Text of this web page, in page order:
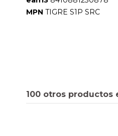
MPN TIGRE S1P SRC
100 otros productos